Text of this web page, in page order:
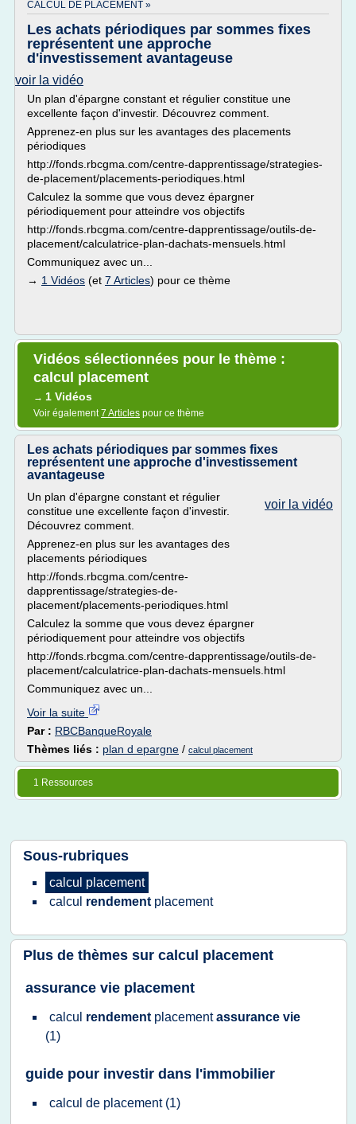
CALCUL DE PLACEMENT »
Les achats périodiques par sommes fixes
représentent une approche
d'investissement avantageuse
voir la vidéo
Un plan d'épargne constant et régulier constitue une
excellente façon d'investir. Découvrez comment.
Apprenez-en plus sur les avantages des placements
périodiques
http://fonds.rbcgma.com/centre-dapprentissage/strategies-
de-placement/placements-periodiques.html
Calculez la somme que vous devez épargner
périodiquement pour atteindre vos objectifs
http://fonds.rbcgma.com/centre-dapprentissage/outils-de-
placement/calculatrice-plan-dachats-mensuels.html
Communiquez avec un...
→ 1 Vidéos (et 7 Articles) pour ce thème
Vidéos sélectionnées pour le thème :
calcul placement
→ 1 Vidéos
Voir également7 Articles pour ce thème
Les achats périodiques par sommes fixes
représentent une approche d'investissement
avantageuse
voir la vidéo
Un plan d'épargne constant et régulier
constitue une excellente façon d'investir.
Découvrez comment.
Apprenez-en plus sur les avantages des
placements périodiques
http://fonds.rbcgma.com/centre-
dapprentissage/strategies-de-
placement/placements-periodiques.html
Calculez la somme que vous devez épargner
périodiquement pour atteindre vos objectifs
http://fonds.rbcgma.com/centre-dapprentissage/outils-de-
placement/calculatrice-plan-dachats-mensuels.html
Communiquez avec un...
Voir la suite
Par : RBCBanqueRoyale
Thèmes liés : plan d epargne / calcul placement
1 Ressources
Sous-rubriques
calcul placement
calcul rendement placement
Plus de thèmes sur calcul placement
assurance vie placement
calcul rendement placementassurance vie
(1)
guide pour investir dans l'immobilier
calcul de placement (1)